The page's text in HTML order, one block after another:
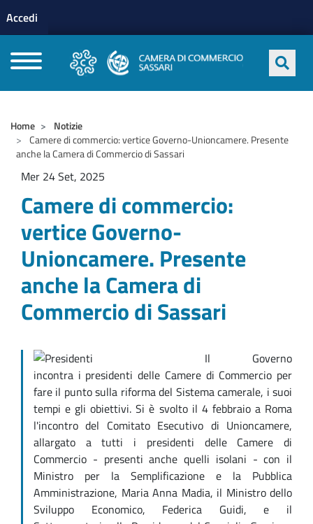
profilo utente
Accedi
Home
Notizie
Camere di commercio: vertice Governo-Unioncamere. Presente
anche la Camera di Commercio di Sassari
Mer 24 Set, 2025
Camere di commercio:
vertice Governo-
Unioncamere. Presente
anche la Camera di
Commercio di Sassari
Il Governo
incontra i presidenti delle Camere di Commercio per
fare il punto sulla riforma del Sistema camerale, i suoi
tempi e gli obiettivi. Si è svolto il 4 febbraio a Roma
l'incontro del Comitato Esecutivo di Unioncamere,
allargato a tutti i presidenti delle Camere di
Commercio - presenti anche quelli isolani - con il
Ministro per la Semplificazione e la Pubblica
Amministrazione, Maria Anna Madia, il Ministro dello
Sviluppo Economico, Federica Guidi, e il